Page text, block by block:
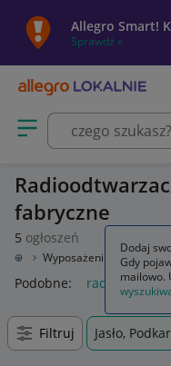
Allegro Smart!
Sprawdź »
Otwórz menu z
fabryczne
5 ogłoszeń
Wyposażenie wnętrza
Podobne:
Filtruj Jasło,
Dodaj
Gdy
mailowo.